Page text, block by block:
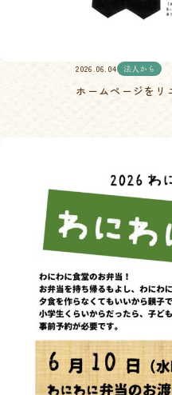
2026.06.04 法人から
ホームページをリ